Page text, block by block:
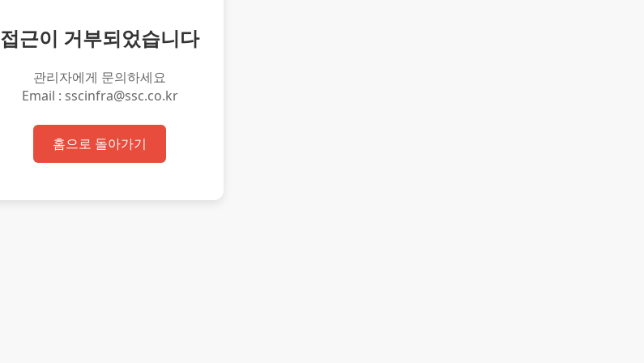
접근이 거부되었습니다
관리자에게 문의하세요
Email : sscinfra@ssc.co.kr
홈으로 돌아가기